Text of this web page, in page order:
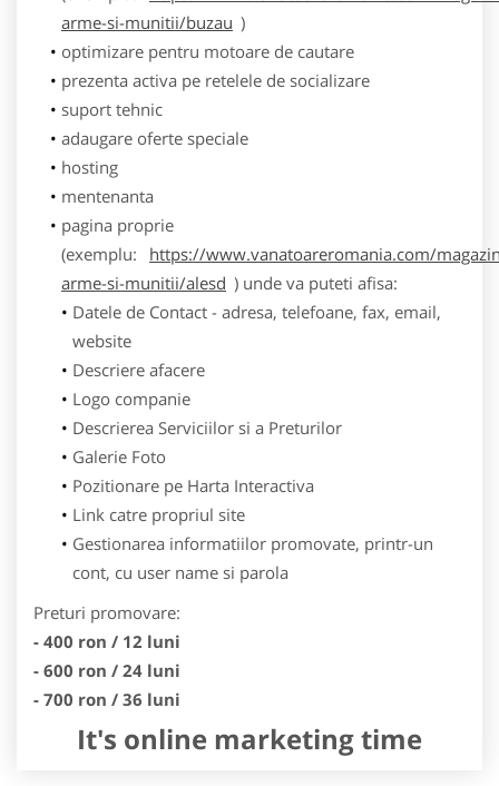
arme-si-munitii/buzau )
optimizare pentru motoare de cautare
prezenta activa pe retelele de socializare
suport tehnic
adaugare oferte speciale
hosting
mentenanta
pagina proprie
(exemplu:
https://www.vanatoareromania.com/
arme-si-munitii/alesd ) unde va puteti afisa:
Datele de Contact - adresa, telefoane, fax, email,
website
Descriere afacere
Logo companie
Descrierea Serviciilor si a Preturilor
Galerie Foto
Pozitionare pe Harta Interactiva
Link catre propriul site
Gestionarea informatiilor promovate, printr-un
cont, cu user name si parola
Preturi promovare:
- 400 ron / 12 luni
- 600 ron / 24 luni
- 700 ron / 36 luni
It's online marketing time